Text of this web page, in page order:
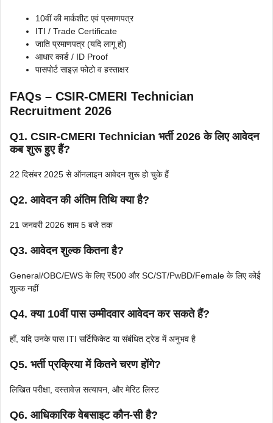
10वीं की मार्कशीट एवं प्रमाणपत्र
ITI / Trade Certificate
जाति प्रमाणपत्र (यदि लागू हो)
आधार कार्ड / ID Proof
पासपोर्ट साइज़ फोटो व हस्ताक्षर
FAQs – CSIR-CMERI Technician
Recruitment 2026
Q1. CSIR-CMERI Technician भर्ती 2026 के लिए आवेदन
कब शुरू हुए हैं?
22 दिसंबर 2025 से ऑनलाइन आवेदन शुरू हो चुके हैं
Q2. आवेदन की अंतिम तिथि क्या है?
21 जनवरी 2026 शाम 5 बजे तक
Q3. आवेदन शुल्क कितना है?
General/OBC/EWS के लिए ₹500 और SC/ST/PwBD/Female के लिए कोई
शुल्क नहीं
Q4. क्या 10वीं पास उम्मीदवार आवेदन कर सकते हैं?
हाँ, यदि उनके पास ITI सर्टिफिकेट या संबंधित ट्रेड में अनुभव है
Q5. भर्ती प्रक्रिया में कितने चरण होंगे?
लिखित परीक्षा, दस्तावेज़ सत्यापन, और मेरिट लिस्ट
Q6. आधिकारिक वेबसाइट कौन-सी है?